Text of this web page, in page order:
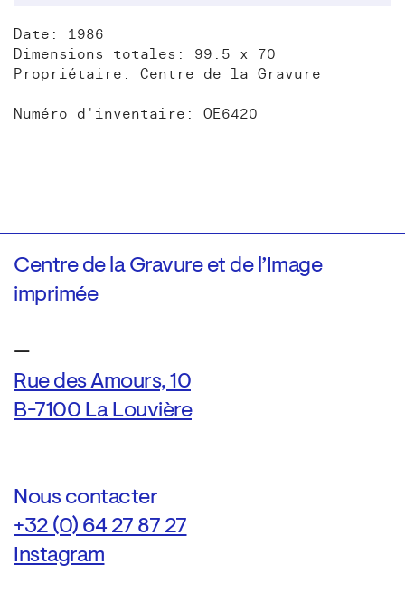
Date: 1986
Dimensions totales: 99.5 x 70
Propriétaire: Centre de la Gravure
Numéro d'inventaire: OE6420
Centre de la Gravure et de l’Image
imprimée
—
Rue des Amours, 10
B-7100 La Louvière
Nous contacter
+32 (0) 64 27 87 27
Instagram